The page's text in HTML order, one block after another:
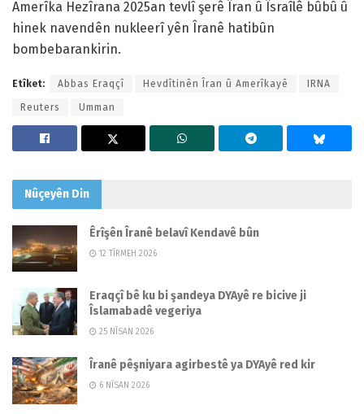
Amerîka Hezîrana 2025an tevlî şerê Îran û Îsraîlê bûbû û
hinek navendên nukleerî yên Îranê hatibûn
bombebarankirin.
Etîket: Abbas Eraqçî Hevdîtinên Îran û Amerîkayê IRNA
Reuters Umman
Nûçeyên Din
Êrîşên Îranê belavî Kendavê bûn
12 TÎRMEH 2026
Eraqçî bê ku bi şandeya DYAyê re bicive ji
Îslamabadê vegeriya
25 NÎSAN 2026
Îranê pêşniyara agirbestê ya DYAyê red kir
6 NÎSAN 2026